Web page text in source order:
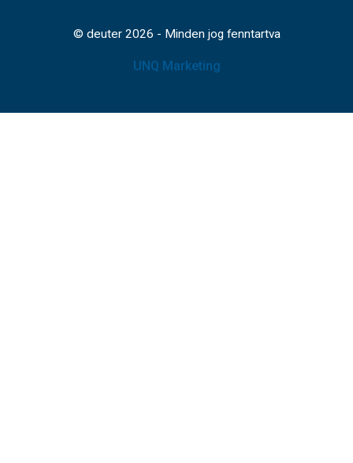
© deuter 2026 - Minden jog fenntartva
UNQ Marketing